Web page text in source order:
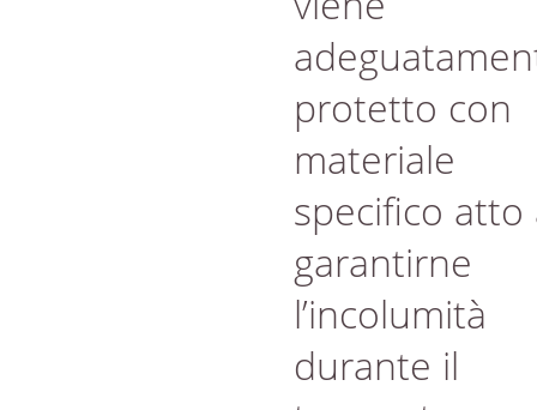
protetto con
materiale
specifico atto
garantirne
l’incolumità
durante il